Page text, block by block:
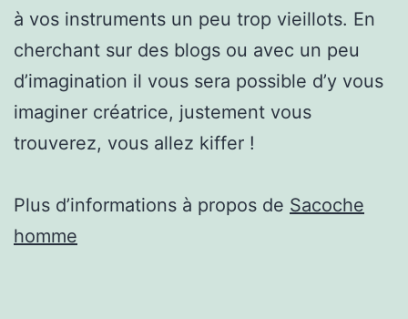
à vos instruments un peu trop vieillots. En
cherchant sur des blogs ou avec un peu
d’imagination il vous sera possible d’y vous
imaginer créatrice, justement vous
trouverez, vous allez kiffer !
Plus d’informations à propos de Sacoche
homme